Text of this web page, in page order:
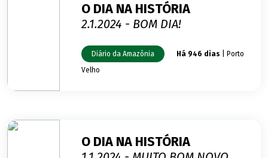
O DIA NA HISTÓRIA
2.1.2024 - BOM DIA!
Diário da Amazônia Há 946 dias | Porto
Velho
O DIA NA HISTÓRIA